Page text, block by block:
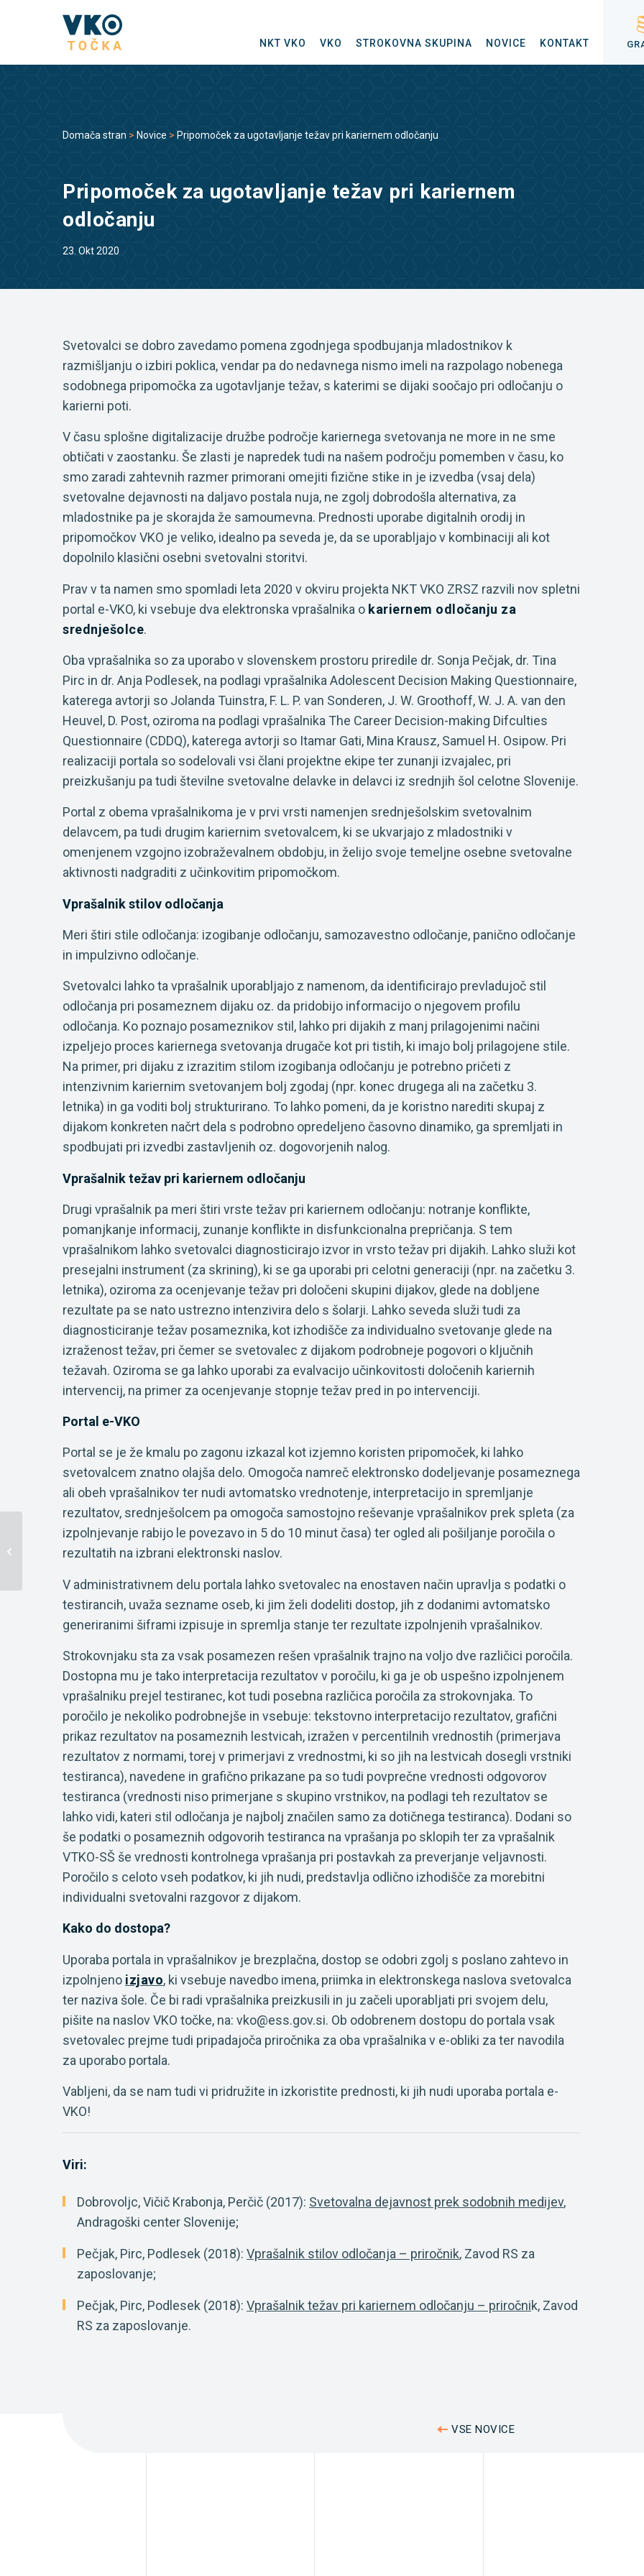
NKT VKO VKO STROKOVNA SKUPINA NOVICE KONTAKT
Domača stran > Novice > Pripomoček za ugotavljanje težav pri kariernem odločanju
Pripomoček za ugotavljanje težav pri kariernem
odločanju
23. Okt 2020
Svetovalci se dobro zavedamo pomena zgodnjega spodbujanja mladostnikov k
razmišljanju o izbiri poklica, vendar pa do nedavnega nismo imeli na razpolago nobenega
sodobnega pripomočka za ugotavljanje težav, s katerimi se dijaki soočajo pri odločanju o
karierni poti.
V času splošne digitalizacije družbe področje kariernega svetovanja ne more in ne sme
obtičati v zaostanku. Še zlasti je napredek tudi na našem področju pomemben v času, ko
smo zaradi zahtevnih razmer primorani omejiti fizične stike in je izvedba (vsaj dela)
svetovalne dejavnosti na daljavo postala nuja, ne zgolj dobrodošla alternativa, za
mladostnike pa je skorajda že samoumevna. Prednosti uporabe digitalnih orodij in
pripomočkov VKO je veliko, idealno pa seveda je, da se uporabljajo v kombinaciji ali kot
dopolnilo klasični osebni svetovalni storitvi.
Prav v ta namen smo spomladi leta 2020 v okviru projekta NKT VKO ZRSZ razvili nov spletni
portal e-VKO, ki vsebuje dva elektronska vprašalnika o kariernem odločanju za
srednješolce.
Oba vprašalnika so za uporabo v slovenskem prostoru priredile dr. Sonja Pečjak, dr. Tina
Pirc in dr. Anja Podlesek, na podlagi vprašalnika Adolescent Decision Making Questionnaire,
katerega avtorji so Jolanda Tuinstra, F. L. P. van Sonderen, J. W. Groothoff, W. J. A. van den
Heuvel, D. Post, oziroma na podlagi vprašalnika The Career Decision-making Difculties
Questionnaire (CDDQ), katerega avtorji so Itamar Gati, Mina Krausz, Samuel H. Osipow. Pri
realizaciji portala so sodelovali vsi člani projektne ekipe ter zunanji izvajalec, pri
preizkušanju pa tudi številne svetovalne delavke in delavci iz srednjih šol celotne Slovenije.
Portal z obema vprašalnikoma je v prvi vrsti namenjen srednješolskim svetovalnim
delavcem, pa tudi drugim kariernim svetovalcem, ki se ukvarjajo z mladostniki v
omenjenem vzgojno izobraževalnem obdobju, in želijo svoje temeljne osebne svetovalne
aktivnosti nadgraditi z učinkovitim pripomočkom.
Vprašalnik stilov odločanja
Meri štiri stile odločanja: izogibanje odločanju, samozavestno odločanje, panično odločanje
in impulzivno odločanje.
Svetovalci lahko ta vprašalnik uporabljajo z namenom, da identificirajo prevladujoč stil
odločanja pri posameznem dijaku oz. da pridobijo informacijo o njegovem profilu
odločanja. Ko poznajo posameznikov stil, lahko pri dijakih z manj prilagojenimi načini
izpeljejo proces kariernega svetovanja drugače kot pri tistih, ki imajo bolj prilagojene stile.
Na primer, pri dijaku z izrazitim stilom izogibanja odločanju je potrebno pričeti z
intenzivnim kariernim svetovanjem bolj zgodaj (npr. konec drugega ali na začetku 3.
letnika) in ga voditi bolj strukturirano. To lahko pomeni, da je koristno narediti skupaj z
dijakom konkreten načrt dela s podrobno opredeljeno časovno dinamiko, ga spremljati in
spodbujati pri izvedbi zastavljenih oz. dogovorjenih nalog.
Vprašalnik težav pri kariernem odločanju
Drugi vprašalnik pa meri štiri vrste težav pri kariernem odločanju: notranje konflikte,
pomanjkanje informacij, zunanje konflikte in disfunkcionalna prepričanja. S tem
vprašalnikom lahko svetovalci diagnosticirajo izvor in vrsto težav pri dijakih. Lahko služi kot
presejalni instrument (za skrining), ki se ga uporabi pri celotni generaciji (npr. na začetku 3.
letnika), oziroma za ocenjevanje težav pri določeni skupini dijakov, glede na dobljene
rezultate pa se nato ustrezno intenzivira delo s šolarji. Lahko seveda služi tudi za
diagnosticiranje težav posameznika, kot izhodišče za individualno svetovanje glede na
izraženost težav, pri čemer se svetovalec z dijakom podrobneje pogovori o ključnih
težavah. Oziroma se ga lahko uporabi za evalvacijo učinkovitosti določenih kariernih
intervencij, na primer za ocenjevanje stopnje težav pred in po intervenciji.
Portal e-VKO
Portal se je že kmalu po zagonu izkazal kot izjemno koristen pripomoček, ki lahko
svetovalcem znatno olajša delo. Omogoča namreč elektronsko dodeljevanje posameznega
ali obeh vprašalnikov ter nudi avtomatsko vrednotenje, interpretacijo in spremljanje
rezultatov, srednješolcem pa omogoča samostojno reševanje vprašalnikov prek spleta (za
izpolnjevanje rabijo le povezavo in 5 do 10 minut časa) ter ogled ali pošiljanje poročila o
rezultatih na izbrani elektronski naslov.
V administrativnem delu portala lahko svetovalec na enostaven način upravlja s podatki o
testirancih, uvaža sezname oseb, ki jim želi dodeliti dostop, jih z dodanimi avtomatsko
generiranimi šiframi izpisuje in spremlja stanje ter rezultate izpolnjenih vprašalnikov.
Strokovnjaku sta za vsak posamezen rešen vprašalnik trajno na voljo dve različici poročila.
Dostopna mu je tako interpretacija rezultatov v poročilu, ki ga je ob uspešno izpolnjenem
vprašalniku prejel testiranec, kot tudi posebna različica poročila za strokovnjaka. To
poročilo je nekoliko podrobnejše in vsebuje: tekstovno interpretacijo rezultatov, grafični
prikaz rezultatov na posameznih lestvicah, izražen v percentilnih vrednostih (primerjava
rezultatov z normami, torej v primerjavi z vrednostmi, ki so jih na lestvicah dosegli vrstniki
testiranca), navedene in grafično prikazane pa so tudi povprečne vrednosti odgovorov
testiranca (vrednosti niso primerjane s skupino vrstnikov, na podlagi teh rezultatov se
lahko vidi, kateri stil odločanja je najbolj značilen samo za dotičnega testiranca). Dodani so
še podatki o posameznih odgovorih testiranca na vprašanja po sklopih ter za vprašalnik
VTKO-SŠ še vrednosti kontrolnega vprašanja pri postavkah za preverjanje veljavnosti.
Poročilo s celoto vseh podatkov, ki jih nudi, predstavlja odlično izhodišče za morebitni
individualni svetovalni razgovor z dijakom.
Kako do dostopa?
Uporaba portala in vprašalnikov je brezplačna, dostop se odobri zgolj s poslano zahtevo in
izpolnjeno izjavo, ki vsebuje navedbo imena, priimka in elektronskega naslova svetovalca
ter naziva šole. Če bi radi vprašalnika preizkusili in ju začeli uporabljati pri svojem delu,
pišite na naslov VKO točke, na: vko@ess.gov.si. Ob odobrenem dostopu do portala vsak
svetovalec prejme tudi pripadajoča priročnika za oba vprašalnika v e-obliki za ter navodila
za uporabo portala.
Vabljeni, da se nam tudi vi pridružite in izkoristite prednosti, ki jih nudi uporaba portala e-
VKO!
Viri:
Dobrovoljc, Vičič Krabonja, Perčič (2017): Svetovalna dejavnost prek sodobnih medijev,
Andragoški center Slovenije;
Pečjak, Pirc, Podlesek (2018): Vprašalnik stilov odločanja – priročnik, Zavod RS za
zaposlovanje;
Pečjak, Pirc, Podlesek (2018): Vprašalnik težav pri kariernem odločanju – priročnik, Zavod
RS za zaposlovanje.
VSE NOVICE
Nagovor avtorjev